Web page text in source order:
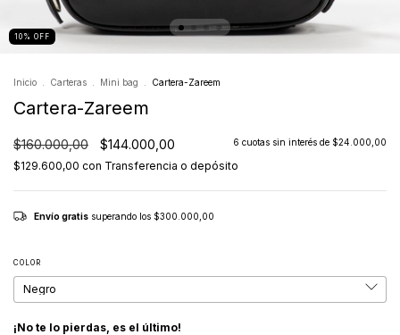
10 % OFF
Inicio Carteras Mini bag Cartera-Zareem
Cartera-Zareem
$160.000,00 $144.000,00 6 cuotas sin interés de $24.000,00
$129.600,00 con Transferencia o depósito
Envío gratis superando los $300.000,00
COLOR
¡No te lo pierdas, es el último!